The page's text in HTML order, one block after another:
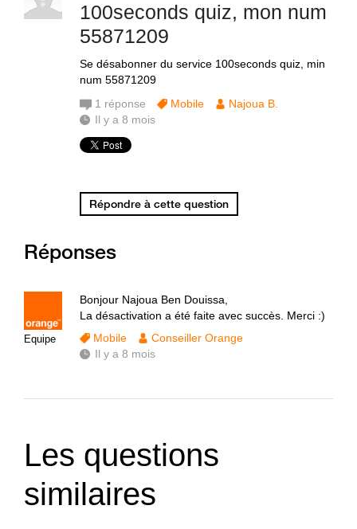
100seconds quiz, mon num
55871209
Se désabonner du service 100seconds quiz, min
num 55871209
1 réponse Mobile
Najoua B.
Il y a 8 mois
Répondre à cette question
Réponses
Equipe
Bonjour Najoua Ben Douissa,
La désactivation a été faite avec succès. Merci :)
Mobile
Conseiller Orange
Il y a 8 mois
Les questions
similaires